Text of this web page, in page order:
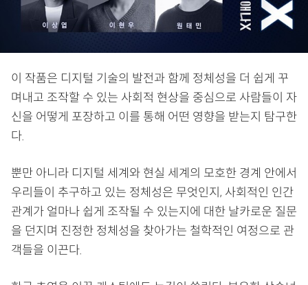
이 작품은 디지털 기술의 발전과 함께 정체성을 더 쉽게 꾸
며내고 조작할 수 있는 사회적 현상을 중심으로 사람들이 자
신을 어떻게 포장하고 이를 통해 어떤 영향을 받는지 탐구한
다.
뿐만 아니라 디지털 세계와 현실 세계의 모호한 경계 안에서
우리들이 추구하고 있는 정체성은 무엇인지, 사회적인 인간
관계가 얼마나 쉽게 조작될 수 있는지에 대한 날카로운 질문
을 던지며 진정한 정체성을 찾아가는 철학적인 여정으로 관
객들을 이끈다.